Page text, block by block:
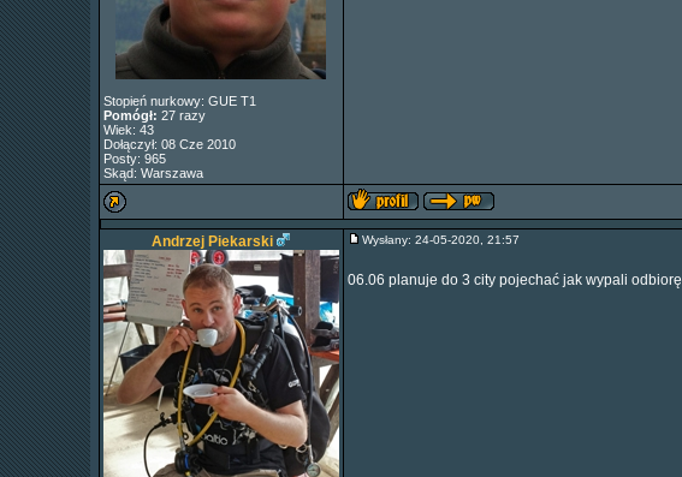
Stopień nurkowy: GUE T1
Pomógł: 27 razy
Wiek: 43
Dołączył: 08 Cze 2010
Posty: 965
Skąd: Warszawa
Andrzej Piekarski Wysłany: 24-05-2020, 21:57
06.06 planuje do 3 city pojechać jak wypali odbiorę